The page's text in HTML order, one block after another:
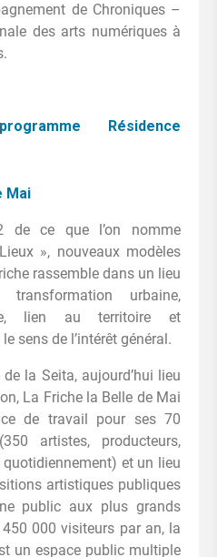
de Chroniques –
des arts numériques à
Résidence
Mai
de ce que l’on nomme
», nouveaux modèles
rassemble dans un lieu
urbaine,
lien au territoire et
sens de l’intérêt général.
la Seita, aujourd’hui lieu
La Friche la Belle de Mai
de travail pour ses 70
artistes, producteurs,
et un lieu
artistiques publiques
public aux plus grands
000 visiteurs par an, la
un espace public multiple